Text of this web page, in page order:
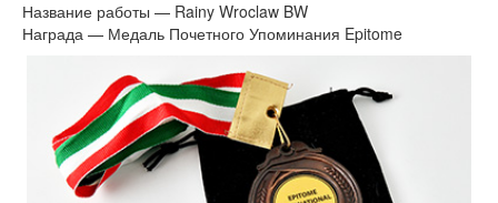
Название работы — Rainy Wroclaw BW
Награда — Медаль Почетного Упоминания Epitome